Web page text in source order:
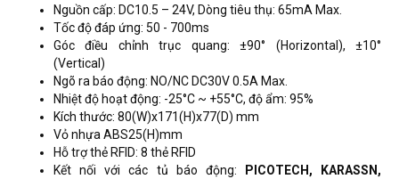
Nguồn cấp: DC10.5 – 24V, Dòng tiêu thụ: 65mA Max.
Tốc độ đáp ứng: 50 - 700ms
Góc điều chỉnh trục quang: ±90° (Horizontal), ±10°
(Vertical)
Ngõ ra báo động: NO/NC DC30V 0.5A Max.
Nhiệt độ hoạt động: -25°C ~ +55°C, độ ẩm: 95%
Kích thước: 80(W)x171(H)x77(D) mm
Vỏ nhựa ABS25(H)mm
Hỗ trợ thẻ RFID: 8 thẻ RFID
Kết nối với các tủ báo động:
PICOTECH, KARASSN,